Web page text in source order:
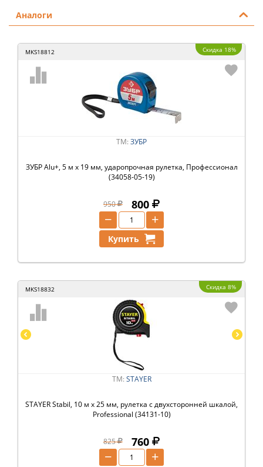
Аналоги
MKS18812 Скидка 18%
ТМ: ЗУБР
ЗУБР Alu+, 5 м х 19 мм, ударопрочная рулетка, Профессионал
(34058-05-19)
950 800
+
−
Купить
MKS18832 Скидка 8%
ТМ: STAYER
STAYER Stabil, 10 м х 25 мм, рулетка с двухсторонней шкалой,
Professional (34131-10)
825 760
+
−